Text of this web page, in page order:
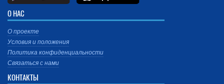
О НАС
О проекте
Условия и положения
Политика конфиденциальности
Связаться с нами
КОНТАКТЫ